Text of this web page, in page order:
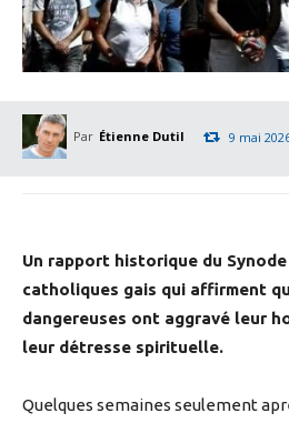
Par Étienne Dutil 9 mai
Un rapport historique du
catholiques gais qui affirment
dangereuses ont aggravé leur
leur détresse spirituelle.
Quelques semaines seulement